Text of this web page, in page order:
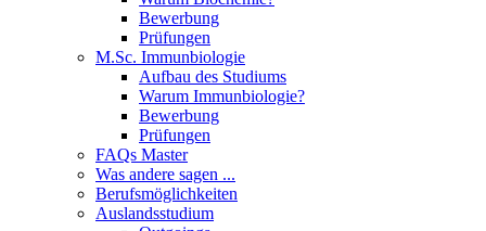
Bewerbung
Prüfungen
M.Sc. Immunbiologie
Aufbau des Studiums
Warum Immunbiologie?
Bewerbung
Prüfungen
FAQs Master
Was andere sagen ...
Berufsmöglichkeiten
Auslandsstudium